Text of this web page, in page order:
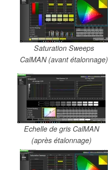
Saturation Sweeps
CalMAN (avant étalonnage)
Echelle de gris CalMAN
(après étalonnage)